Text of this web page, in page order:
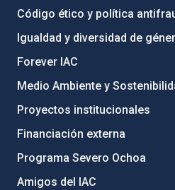
Código ético y política
Igualdad y diversidad de
Forever IAC
Medio Ambiente y
Proyectos institucionales
Financiación externa
Programa Severo Ochoa
Amigos del IAC